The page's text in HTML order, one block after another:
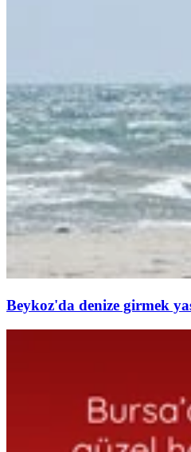
Beykoz'da denize girmek